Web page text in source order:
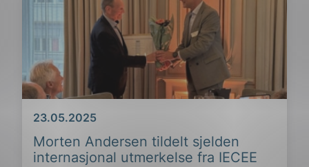
Morten Andersen tildelt sjelden
internasjonal utmerkelse fra IECEE
Dato
23.05.2025